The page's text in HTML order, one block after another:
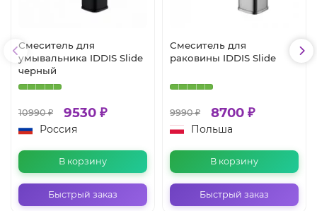
Смеситель для
умывальника IDDIS Slide
черный
10990 ₽ 9530 ₽
Россия
В корзину
Быстрый заказ
Смеситель для
раковины IDDIS Slide
9990 ₽ 8700 ₽
Польша
В корзину
Быстрый заказ